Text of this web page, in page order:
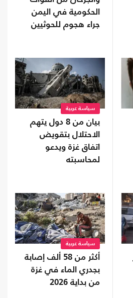
الحكومية في اليمن
جراء هجوم للحوثيين
سياسة عربية
بيان من 8 دول يتهم
الاحتلال بتقويض
اتفاق غزة ويدعو
لمحاسبته
سياسة عربية
أكثر من 58 ألف إصابة
بجدري الماء في غزة
من بداية 2026